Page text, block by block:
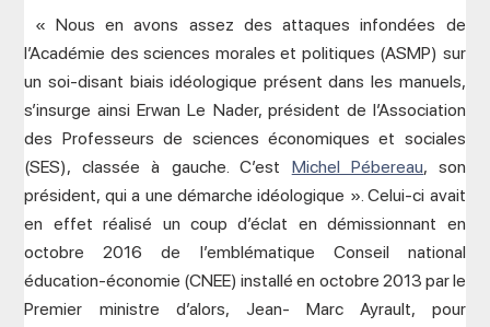
« Nous en avons assez des attaques infondées de
l’Académie des sciences morales et politiques (ASMP) sur
un soi-disant biais idéologique présent dans les manuels,
s’insurge ainsi Erwan Le Nader, président de l’Association
des Professeurs de sciences économiques et sociales
(SES), classée à gauche. C’est Michel Pébereau, son
président, qui a une démarche idéologique ». Celui-ci avait
en effet réalisé un coup d’éclat en démissionnant en
octobre 2016 de l’emblématique Conseil national
éducation-économie (CNEE) installé en octobre 2013 par le
Premier ministre d’alors, Jean- Marc Ayrault, pour